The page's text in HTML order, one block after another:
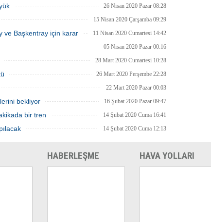
hattının yapımı
atılmasını
belirterek, “Yılda 25 bin konteyner,
yüklenerek Marmaray üzerinden Avrupa
26 Nisan 2020 Pazar 08:28
15 Nisan 2020 Çarşamba 09:29
ve Başkentray için karar 11 Nisan 2020 Cumartesi 14:42
05 Nisan 2020 Pazar 00:16
28 Mart 2020 Cumartesi 10:28
26 Mart 2020 Perşembe 22:28
22 Mart 2020 Pazar 00:03
bekliyor 16 Şubat 2020 Pazar 09:47
bir tren 14 Şubat 2020 Cuma 16:41
14 Şubat 2020 Cuma 12:13
HABERLEŞME HAVA YOLLARI